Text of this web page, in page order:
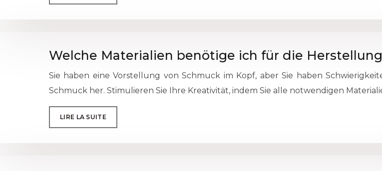
Welche Materialien benötige ich für die
Sie haben eine Vorstellung von Schmuck im Kopf, aber Sie haben
Schmuck her. Stimulieren Sie Ihre Kreativität, indem Sie alle notwendigen
LIRE LA SUITE